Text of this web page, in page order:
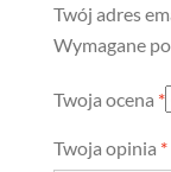
Twój adres
Wymagane
Twoja ocena *
Twoja opinia *